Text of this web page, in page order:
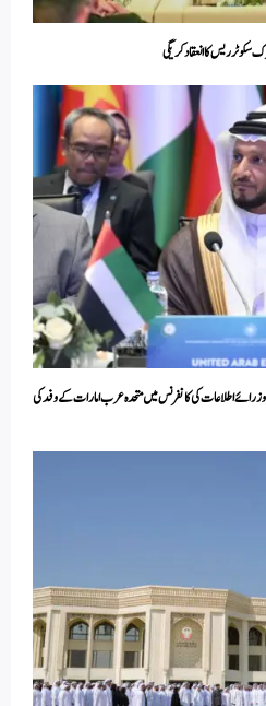
سکوٹر ریس کا انعقاد کریگی
وزرائے اطلاعات کی کانفرنس میں متحدہ عرب امارات کے وفد کی